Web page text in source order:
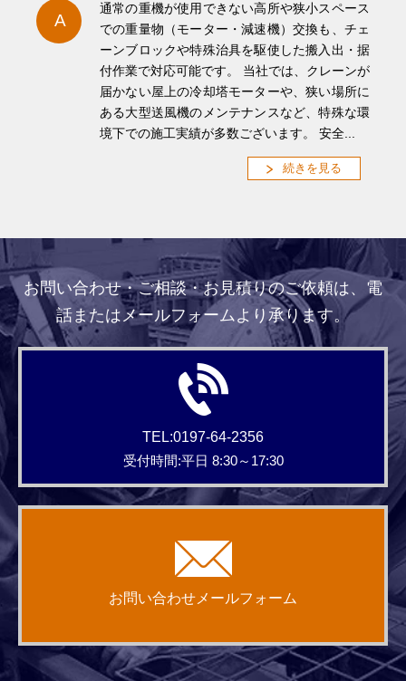
A
通常の重機が使用できない高所や狭小スペース
での重量物（モーター・減速機）交換も、チェ
ーンブロックや特殊治具を駆使した搬入出・据
付作業で対応可能です。 当社では、クレーンが
届かない屋上の冷却塔モーターや、狭い場所に
ある大型送風機のメンテナンスなど、特殊な環
境下での施工実績が多数ございます。 安全...
続きを見る
お問い合わせ・ご相談・お見積りのご依頼は、電
話またはメールフォームより承ります。
TEL:0197-64-2356
受付時間:平日 8:30～17:30
お問い合わせメールフォーム